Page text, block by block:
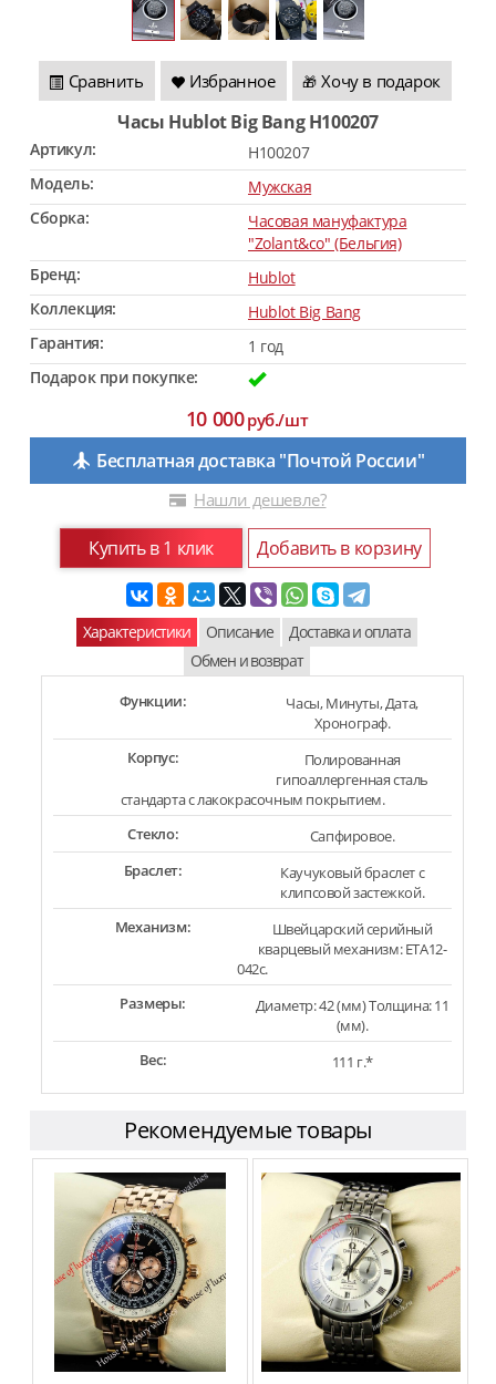
Сравнить Избранное 🎁 Хочу в подарок
Часы Hublot Big Bang H100207
Артикул:
H100207
Модель:
Мужская
Сборка:
Часовая мануфактура
"Zolant&co" (Бельгия)
Бренд:
Hublot
Коллекция:
Hublot Big Bang
Гарантия:
1 год
Подарок при покупке:
10 000руб./шт
Бесплатная доставка "Почтой России"
Нашли дешевле?
Купить в 1 клик Добавить в корзину
Характеристики Описание
Доставка и оплата
Обмен и возврат
Функции:
Часы, Минуты, Дата,
Хронограф.
Корпус:
Полированная
гипоаллергенная сталь
стандарта с лакокрасочным покрытием.
Стекло:
Сапфировое.
Браслет:
Каучуковый браслет с
клипсовой застежкой.
Механизм:
Швейцарский серийный
кварцевый механизм: ETA12-
042c.
Размеры:
Диаметр: 42 (мм) Толщина: 11
(мм).
Вес:
111 г.*
Рекомендуемые товары